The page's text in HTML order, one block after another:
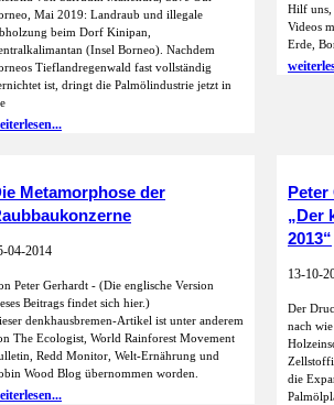
Mai 2019: Landraub und illegale
beim Dorf Kinipan,
(Insel Borneo). Nachdem
Tieflandregenwald fast vollständig
ist, dringt die Palmölindustrie jetzt in
Hilf uns,
Videos
Erde,
Metamorphose der
04-2014
Peter Gerhardt - (Die englische Version
Beitrags findet sich hier.)
denkhausbremen-Artikel ist unter anderem
The Ecologist, World Rainforest Movement
Redd Monitor, Welt-Ernährung und
Wood Blog übernommen worden.
Peter
„Der
2013“
13-10-
Der
nach
die